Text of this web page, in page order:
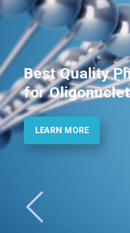
Best Quality
for
LEARN MORE